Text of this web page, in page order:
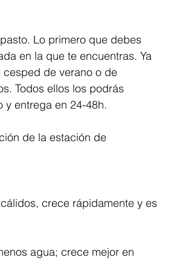
Lo primero que debes
en la que te encuentras. Ya
de verano o de
Todos ellos los podrás
y entrega en 24-48h.
de la estación de
crece rápidamente y es
agua; crece mejor en